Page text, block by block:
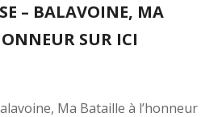
– BALAVOINE, MA
SUR ICI
Ma Bataille à l’honneur